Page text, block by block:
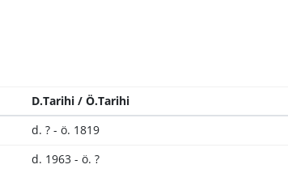
D.Tarihi / Ö.Tarihi
d. ? - ö. 1819
d. 1963 - ö. ?